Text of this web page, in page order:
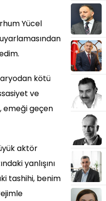
Yücel
kötü
ve
emeği geçen
aktör
yanlışını
tashihi, benim